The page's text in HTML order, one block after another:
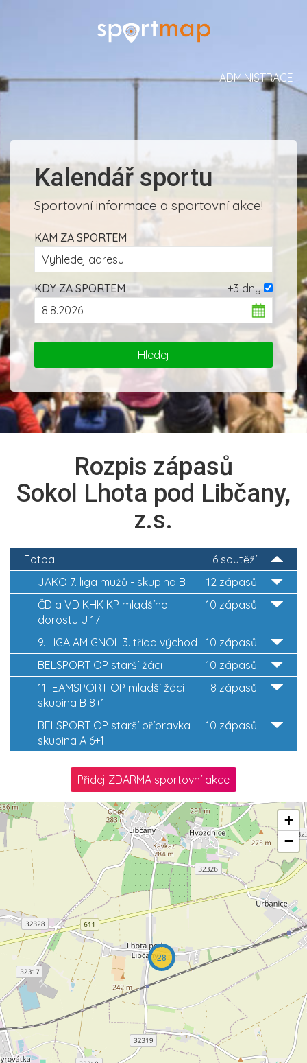
ADMINISTRACE
Kalendář sportu
Sportovní informace a sportovní akce!
KAM ZA SPORTEM
+3 dny
KDY ZA SPORTEM
Rozpis zápasů
Sokol Lhota pod Libčany,
z.s.
6 soutěží
Fotbal
12 zápasů
JAKO 7. liga mužů - skupina B
10 zápasů
ČD a VD KHK KP mladšího
dorostu U 17
10 zápasů
9. LIGA AM GNOL 3. třída východ
10 zápasů
BELSPORT OP starší žáci
8 zápasů
11TEAMSPORT OP mladší žáci
skupina B 8+1
10 zápasů
BELSPORT OP starší přípravka
skupina A 6+1
Přidej ZDARMA sportovní akce
28
+
−